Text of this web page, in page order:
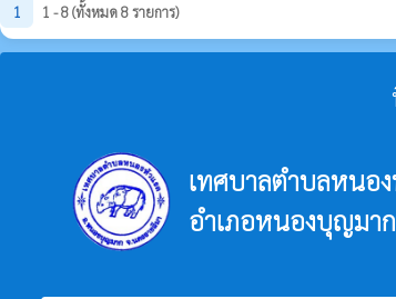
1 1 - 8 (ทั้งหมด 8 รายการ)
เทศบาลตำบลหนอ
อำเภอหนองบุญมา